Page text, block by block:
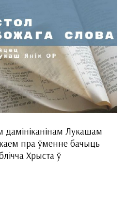
Лукашам
пра ўменне бачыць
Хрыста ў